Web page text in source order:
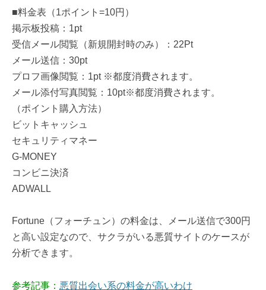
■料金表（1ポイント=10円）
掲示板投稿：1pt
受信メール閲覧（新規開封時のみ）：22Pt
メール送信：30pt
プロフ画像閲覧：1pt ※都度消費されます。
メール添付写真閲覧：10pt※都度消費されます。
（ポイント購入方法）
ビットキャッシュ
セキュリティマネー
G-MONEY
コンビニ決済
ADWALL
Fortune（フォーチュン）の料金は、メール送信で300円
と高い設定なので、サクラがいる悪質サイトのケースが
分析できます。
参考記事： 悪質出会い系の料金が高いわけ